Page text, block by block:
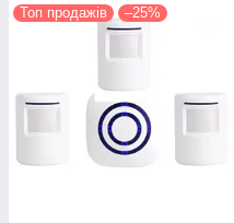
Топ продажів –25%